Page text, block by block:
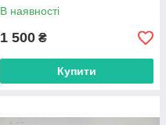
В наявності
1 500 ₴
Купити